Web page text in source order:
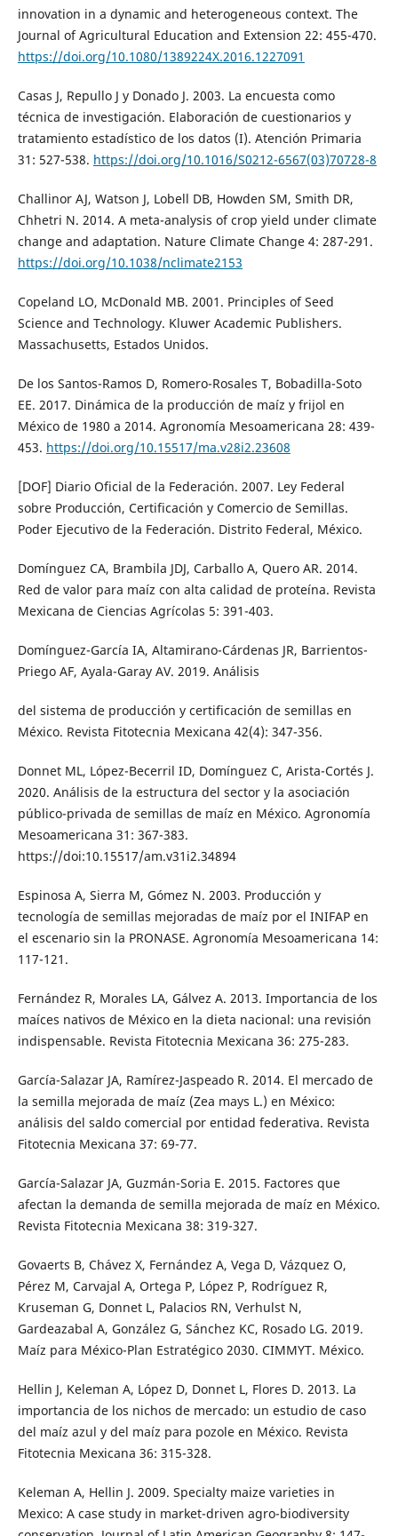
innovation in a dynamic and heterogeneous context. The
Journal of Agricultural Education and Extension 22: 455-470.
https://doi.org/10.1080/1389224X.2016.1227091
Casas J, Repullo J y Donado J. 2003. La encuesta como
técnica de investigación. Elaboración de cuestionarios y
tratamiento estadístico de los datos (I). Atención Primaria
31: 527-538. https://doi.org/10.1016/S0212-6567(03)70728-8
Challinor AJ, Watson J, Lobell DB, Howden SM, Smith DR,
Chhetri N. 2014. A meta-analysis of crop yield under climate
change and adaptation. Nature Climate Change 4: 287-291.
https://doi.org/10.1038/nclimate2153
Copeland LO, McDonald MB. 2001. Principles of Seed
Science and Technology. Kluwer Academic Publishers.
Massachusetts, Estados Unidos.
De los Santos-Ramos D, Romero-Rosales T, Bobadilla-Soto
EE. 2017. Dinámica de la producción de maíz y frijol en
México de 1980 a 2014. Agronomía Mesoamericana 28: 439-
453. https://doi.org/10.15517/ma.v28i2.23608
[DOF] Diario Oficial de la Federación. 2007. Ley Federal
sobre Producción, Certificación y Comercio de Semillas.
Poder Ejecutivo de la Federación. Distrito Federal, México.
Domínguez CA, Brambila JDJ, Carballo A, Quero AR. 2014.
Red de valor para maíz con alta calidad de proteína. Revista
Mexicana de Ciencias Agrícolas 5: 391-403.
Domínguez-García IA, Altamirano-Cárdenas JR, Barrientos-
Priego AF, Ayala-Garay AV. 2019. Análisis
del sistema de producción y certificación de semillas en
México. Revista Fitotecnia Mexicana 42(4): 347-356.
Donnet ML, López-Becerril ID, Domínguez C, Arista-Cortés J.
2020. Análisis de la estructura del sector y la asociación
público-privada de semillas de maíz en México. Agronomía
Mesoamericana 31: 367-383.
https://doi:10.15517/am.v31i2.34894
Espinosa A, Sierra M, Gómez N. 2003. Producción y
tecnología de semillas mejoradas de maíz por el INIFAP en
el escenario sin la PRONASE. Agronomía Mesoamericana 14:
117-121.
Fernández R, Morales LA, Gálvez A. 2013. Importancia de los
maíces nativos de México en la dieta nacional: una revisión
indispensable. Revista Fitotecnia Mexicana 36: 275-283.
García-Salazar JA, Ramírez-Jaspeado R. 2014. El mercado de
la semilla mejorada de maíz (Zea mays L.) en México:
análisis del saldo comercial por entidad federativa. Revista
Fitotecnia Mexicana 37: 69-77.
García-Salazar JA, Guzmán-Soria E. 2015. Factores que
afectan la demanda de semilla mejorada de maíz en México.
Revista Fitotecnia Mexicana 38: 319-327.
Govaerts B, Chávez X, Fernández A, Vega D, Vázquez O,
Pérez M, Carvajal A, Ortega P, López P, Rodríguez R,
Kruseman G, Donnet L, Palacios RN, Verhulst N,
Gardeazabal A, González G, Sánchez KC, Rosado LG. 2019.
Maíz para México-Plan Estratégico 2030. CIMMYT. México.
Hellin J, Keleman A, López D, Donnet L, Flores D. 2013. La
importancia de los nichos de mercado: un estudio de caso
del maíz azul y del maíz para pozole en México. Revista
Fitotecnia Mexicana 36: 315-328.
Keleman A, Hellin J. 2009. Specialty maize varieties in
Mexico: A case study in market-driven agro-biodiversity